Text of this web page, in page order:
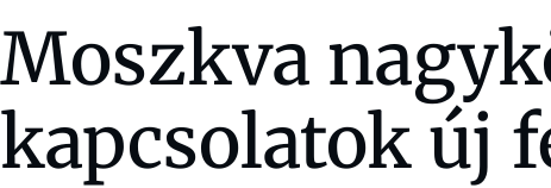
Moszkva
kapcsolatok új